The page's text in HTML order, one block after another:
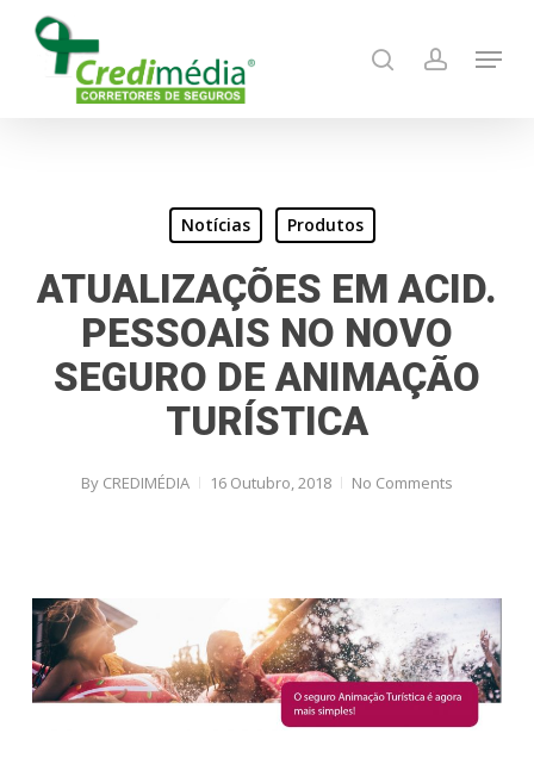
search account
Menu
Notícias Produtos
ATUALIZAÇÕES EM ACID.
PESSOAIS NO NOVO
SEGURO DE ANIMAÇÃO
TURÍSTICA
By CREDIMÉDIA 16 Outubro, 2018 No Comments